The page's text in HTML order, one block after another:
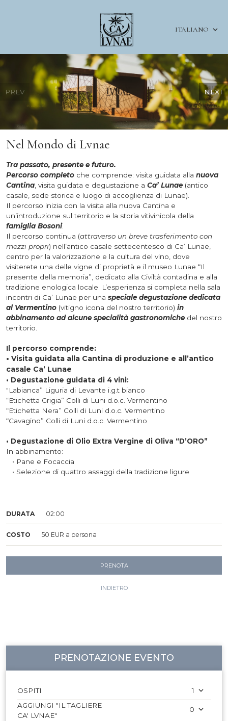
ITALIANO
PREV NEXT
Nel Mondo di Lvnae
Tra passato, presente e futuro.
Percorso completo che comprende: visita guidata alla nuova
Cantina , visita guidata e degustazione a Ca’ Lunae(antico
casale, sede storica e luogo di accoglienza di Lunae).
Il percorso inizia con la visita alla nuova Cantina e
un’introduzione sul territorio e la storia vitivinicola della
famiglia Bosoni.
Il percorso continua (attraverso un breve trasferimento con
mezzi propri) nell’antico casale settecentesco di Ca’ Lunae,
centro per la valorizzazione e la cultura del vino, dove
visiterete una delle vigne di proprietà e il museo Lunae “Il
presente della memoria”, dedicato alla Civiltà contadina e alla
tradizione enologica locale. L’esperienza si completa nella sala
incontri di Ca’ Lunae per una speciale degustazione dedicata
al Vermentino (vitigno icona del nostro territorio) in
abbinamento ad alcune specialità gastronomichedel nostro
territorio.
Il percorso comprende:
• Visita guidata alla Cantina di produzione e all’antico
casale Ca’ Lunae
• Degustazione guidata di 4 vini:
"Labianca” Liguria di Levante i.g.t bianco
“Etichetta Grigia” Colli di Luni d.o.c. Vermentino
“Etichetta Nera” Colli di Luni d.o.c. Vermentino
“Cavagino” Colli di Luni d.o.c. Vermentino
• Degustazione di Olio Extra Vergine di Oliva “D’ORO”
In abbinamento:
• Pane e Focaccia
• Selezione di quattro assaggi della tradizione ligure
DURATA 02:00
COSTO 50 EUR a persona
PRENOTA
INDIETRO
PRENOTAZIONE EVENTO
OSPITI
1
AGGIUNGI "IL TAGLIERE
CA' LVNAE"
0